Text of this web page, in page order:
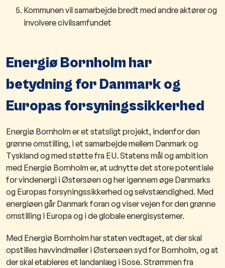
Kommunen vil samarbejde bredt med andre aktører og
involvere civilsamfundet
Energiø Bornholm har
betydning for Danmark og
Europas forsyningssikkerhed
Energiø Bornholm er et statsligt projekt, indenfor den
grønne omstilling, i et samarbejde mellem Danmark og
Tyskland og med støtte fra EU. Statens mål og ambition
med Energiø Bornholm er, at udnytte det store potentiale
for vindenergi i Østersøen og her igennem øge Danmarks
og Europas forsyningssikkerhed og selvstændighed. Med
energiøen går Danmark foran og viser vejen for den grønne
omstilling i Europa og i de globale energisystemer.
Med Energiø Bornholm har staten vedtaget, at der skal
opstilles havvindmøller i Østersøen syd for Bornholm, og at
der skal etableres et landanlæg i Sose. Strømmen fra